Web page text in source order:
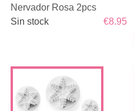
Nervador Rosa 2pcs
€8.95
Sin stock